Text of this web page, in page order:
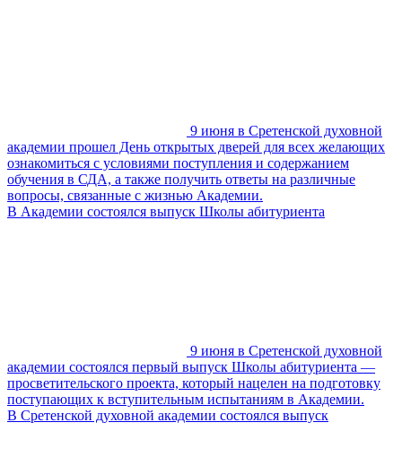
9 июня в Сретенской духовной
академии прошел День открытых дверей для всех желающих
ознакомиться с условиями поступления и содержанием
обучения в СДА, а также получить ответы на различные
вопросы, связанные с жизнью Академии.
В Академии состоялся выпуск Школы абитуриента
9 июня в Сретенской духовной
академии состоялся первый выпуск Школы абитуриента —
просветительского проекта, который нацелен на подготовку
поступающих к вступительным испытаниям в Академии.
В Сретенской духовной академии состоялся выпуск